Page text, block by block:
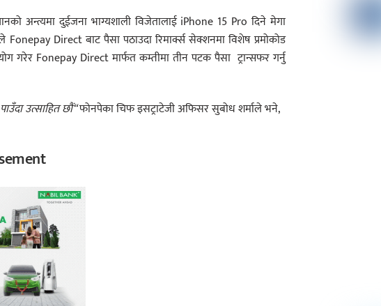
अन्त्यमा दुईजना भाग्यशाली विजेतालाई iPhone 15 Pro दिने मेगा
Fonepay Direct बाट पैसा पठाउदा रिमार्क्स सेक्शनमा विशेष प्रमोकोड
गरेर Fonepay Direct मार्फत कम्तीमा तीन पटक पैसा ट्रान्सफर गर्नु
पाउँदाउत्साहितछौं“फोनपेका चिफ इसट्राटेजी अफिसर सुबोध शर्माले भने,